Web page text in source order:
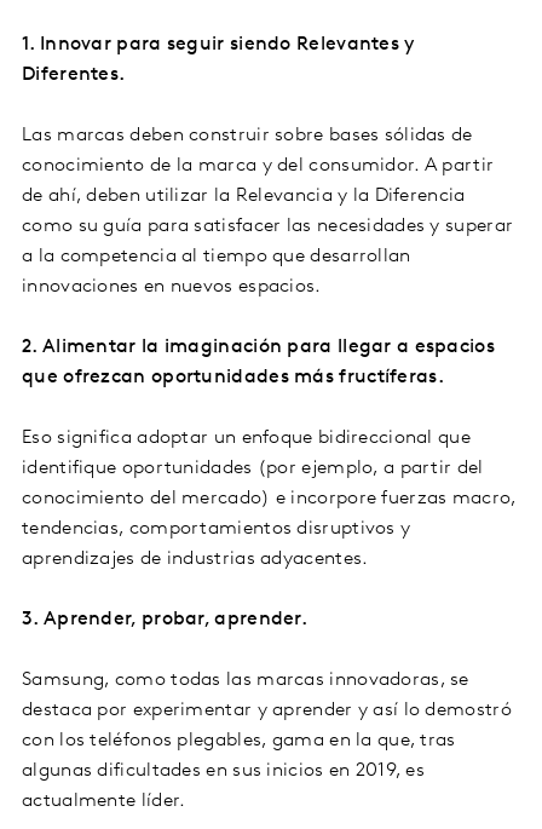
1. Innovar para seguir siendo Relevantes y
Diferentes.
Las marcas deben construir sobre bases sólidas de
conocimiento de la marca y del consumidor. A partir
de ahí, deben utilizar la Relevancia y la Diferencia
como su guía para satisfacer las necesidades y superar
a la competencia al tiempo que desarrollan
innovaciones en nuevos espacios.
2. Alimentar la imaginación para llegar a espacios
que ofrezcan oportunidades más fructíferas.
Eso significa adoptar un enfoque bidireccional que
identifique oportunidades (por ejemplo, a partir del
conocimiento del mercado) e incorpore fuerzas macro,
tendencias, comportamientos disruptivos y
aprendizajes de industrias adyacentes.
3. Aprender, probar, aprender.
Samsung, como todas las marcas innovadoras, se
destaca por experimentar y aprender y así lo demostró
con los teléfonos plegables, gama en la que, tras
algunas dificultades en sus inicios en 2019, es
actualmente líder.